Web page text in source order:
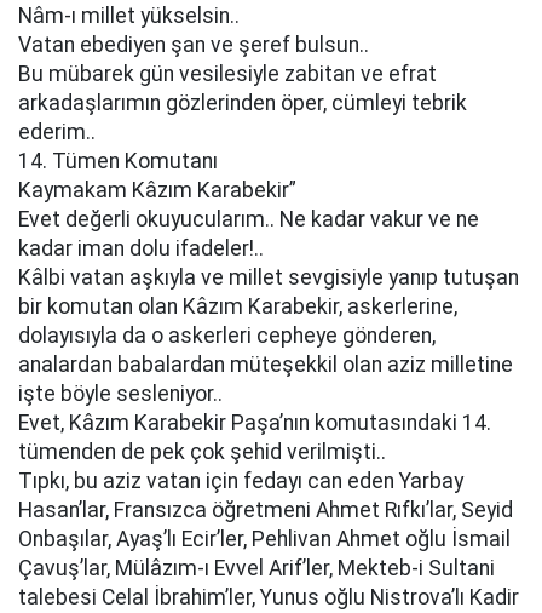
Nâm-ı millet yükselsin..
Vatan ebediyen şan ve şeref bulsun..
Bu mübarek gün vesilesiyle zabitan ve efrat
arkadaşlarımın gözlerinden öper, cümleyi tebrik
ederim..
14. Tümen Komutanı
Kaymakam Kâzım Karabekir”
Evet değerli okuyucularım.. Ne kadar vakur ve ne
kadar iman dolu ifadeler!..
Kâlbi vatan aşkıyla ve millet sevgisiyle yanıp tutuşan
bir komutan olan Kâzım Karabekir, askerlerine,
dolayısıyla da o askerleri cepheye gönderen,
analardan babalardan müteşekkil olan aziz milletine
işte böyle sesleniyor..
Evet, Kâzım Karabekir Paşa’nın komutasındaki 14.
tümenden de pek çok şehid verilmişti..
Tıpkı, bu aziz vatan için fedayı can eden Yarbay
Hasan’lar, Fransızca öğretmeni Ahmet Rıfkı’lar, Seyid
Onbaşılar, Ayaş’lı Ecir’ler, Pehlivan Ahmet oğlu İsmail
Çavuş’lar, Mülâzım-ı Evvel Arif’ler, Mekteb-i Sultani
talebesi Celal İbrahim’ler, Yunus oğlu Nistrova’lı Kadir